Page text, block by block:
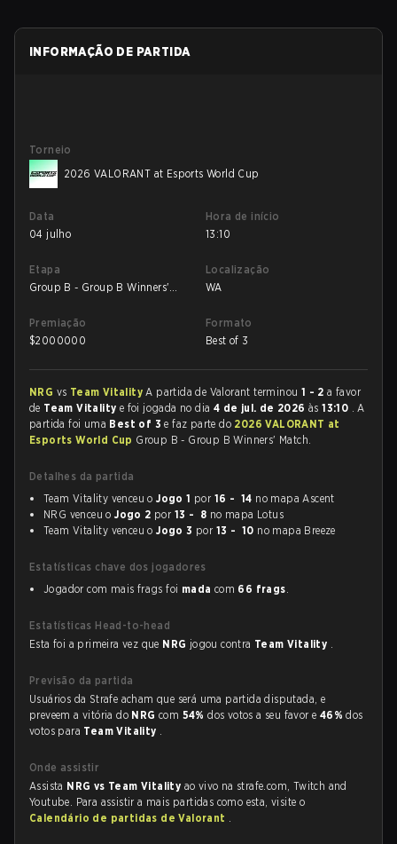
INFORMAÇÃO DE PARTIDA
Torneio
2026 VALORANT at Esports World Cup
Data
04 julho
Hora de início
13:10
Etapa
Group B - Group B Winners'
Localização
WA
Premiação
$2000000
Formato
Best of 3
NRG vs Team VitalityA partida de Valorant terminou 1 - 2 a favor
de Team Vitality e foi jogada no dia 4 de jul. de 2026às13:10 . A
partida foi uma Best of 3e faz parte do 2026 VALORANT at
Esports World Cup Group B - Group B Winners' Match.
Detalhes da partida
Team Vitality venceu oJogo 1 por 16 - 14 no mapa Ascent
NRG venceu oJogo 2 por 13 - 8 no mapa Lotus
Team Vitality venceu oJogo 3 por 13 - 10 no mapa Breeze
Estatísticas chave dos jogadores
Jogador com mais frags foi mada com 66 frags.
Estatísticas Head-to-head
Esta foi a primeira vez que NRG jogou contra Team Vitality .
Previsão da partida
Usuários da Strafe acham que será uma partida disputada, e
preveem a vitória do NRGcom 54%dos votos a seu favor e 46%dos
votos para Team Vitality .
Onde assistir
Assista NRG vs Team Vitality ao vivo na strafe.com, Twitch and
Youtube. Para assistir a mais partidas como esta, visite o
Calendário de partidas de Valorant .